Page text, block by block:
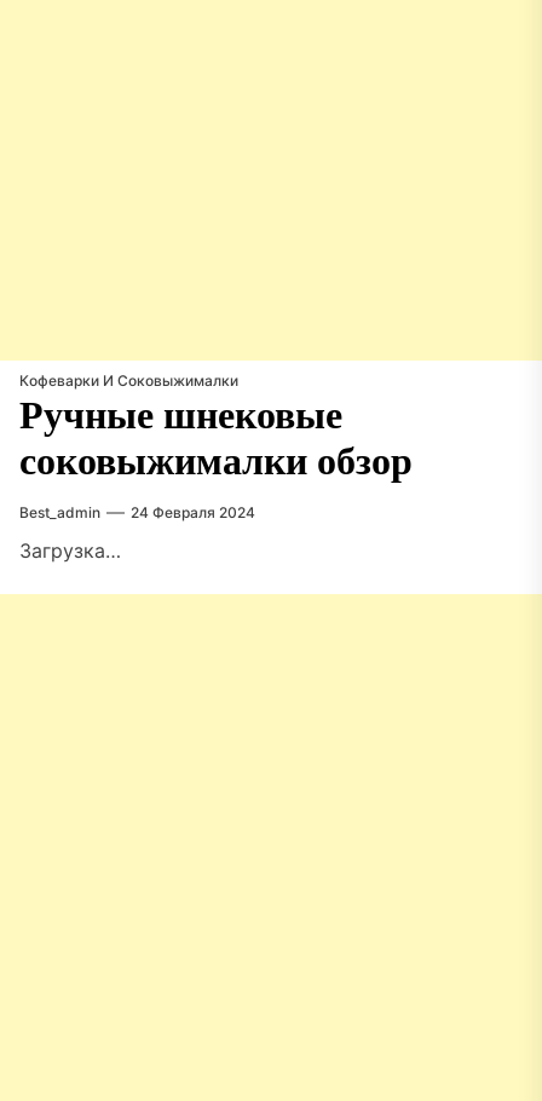
Кофеварки И Соковыжималки
Ручные шнековые
соковыжималки обзор
Best_admin 24 Февраля 2024
Загрузка…